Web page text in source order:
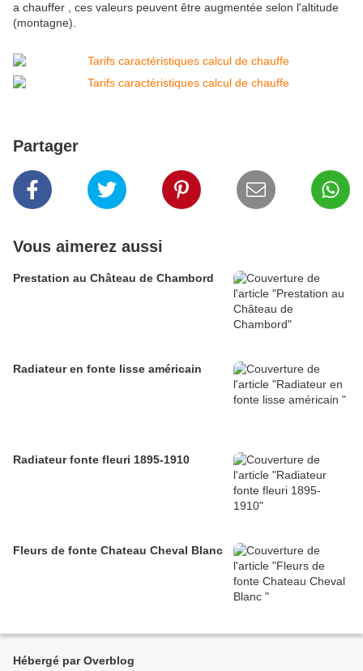
a chauffer , ces valeurs peuvent être augmentée selon l'altitude
(montagne).
Partager
Vous aimerez aussi
Prestation au Château de Chambord
Radiateur en fonte lisse américain
Radiateur fonte fleuri 1895-1910
Fleurs de fonte Chateau Cheval Blanc
Hébergé par Overblog